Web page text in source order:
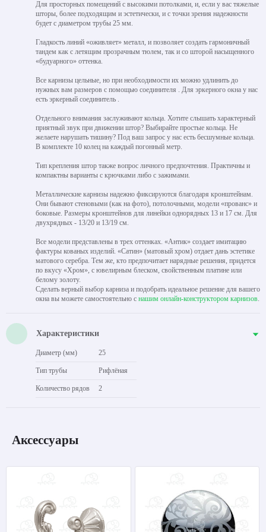
Для просторных помещений с высокими потолками, и, если у вас тяжелые
шторы, более подходящим и эстетически, и с точки зрения надежности
будет с диаметром трубы 25 мм.
Гладкость линий «оживляет» металл, и позволяет создать гармоничный
тандем как с летящим прозрачным тюлем, так и со шторой насыщенного
«будуарного» оттенка.
Все карнизы цельные, но при необходимости их можно удлинить до
нужных вам размеров с помощью соединителя . Для эркерного окна у нас
есть эркерный соединитель .
Отдельного внимания заслуживают кольца. Хотите слышать характерный
приятный звук при движении штор? Выбирайте простые кольца. Не
желаете нарушать тишину? Под ваш запрос у нас есть бесшумные кольца.
В комплекте 10 колец на каждый погонный метр.
Тип крепления штор также вопрос личного предпочтения. Практичны и
компактны варианты с крючками либо с зажимами.
Металлические карнизы надежно фиксируются благодаря кронштейнам.
Они бывают стеновыми (как на фото), потолочными, модели «прованс» и
боковые. Размеры кронштейнов для линейки однорядных 13 и 17 см. Для
двухрядных - 13/20 и 13/19 см.
Все модели представлены в трех оттенках. «Антик» создает имитацию
фактуры кованых изделий. «Сатин» (матовый хром) отдает дань эстетике
матового серебра. Тем же, кто предпочитает нарядные решения, придется
по вкусу «Хром», с ювелирным блеском, свойственным платине или
белому золоту.
Сделать верный выбор карниза и подобрать идеальное решение для вашего
окна вы можете самостоятельно с нашим онлайн-конструктором карнизов.
Характеристики
Диаметр (мм) 25
Тип трубы Рифлёная
Количество рядов 2
Аксессуары